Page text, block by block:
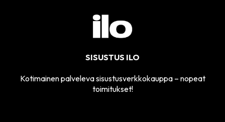
SISUSTUS ILO
Kotimainen palveleva sisustusverkkokauppa – nopeat
toimitukset!